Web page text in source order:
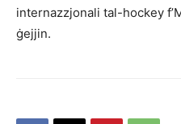
internazzjonali tal-hockey
ġejjin.